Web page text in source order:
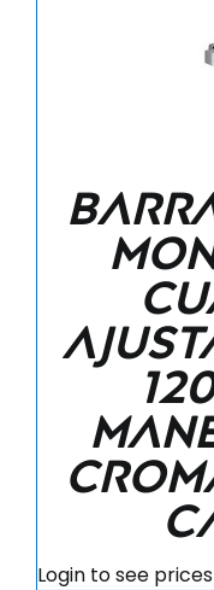
Login to see prices